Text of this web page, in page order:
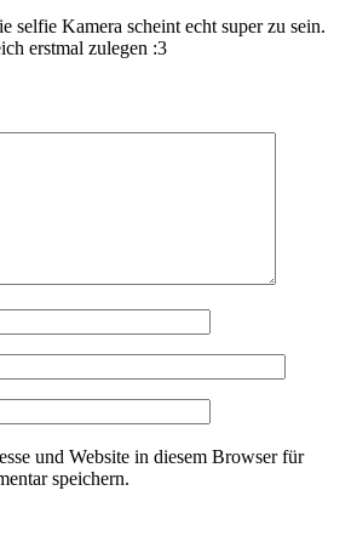
selfie Kamera scheint echt super zu sein.
erstmal zulegen :3
und Website in diesem Browser für
speichern.